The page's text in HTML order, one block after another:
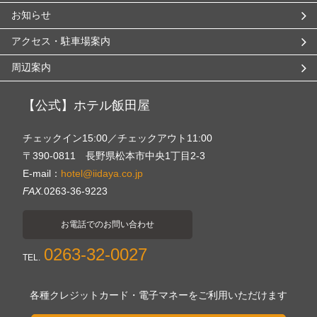
お知らせ
アクセス・駐車場案内
周辺案内
【公式】ホテル飯田屋
チェックイン15:00／チェックアウト11:00
〒390-0811 長野県松本市中央1丁目2-3
E-mail： hotel@iidaya.co.jp
FAX.0263-36-9223
お電話でのお問い合わせ
TEL. 0263-32-0027
各種クレジットカード・電子マネーをご利用いただけます